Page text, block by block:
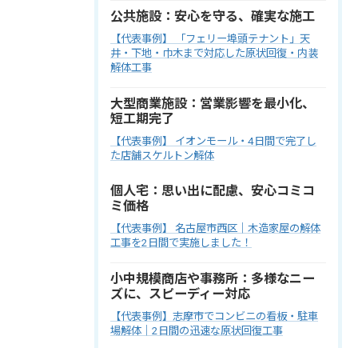
公共施設：安心を守る、確実な施工
【代表事例】 「フェリー埠頭テナント」天
井・下地・巾木まで対応した原状回復・内装
解体工事
大型商業施設：営業影響を最小化、
短工期完了
【代表事例】 イオンモール・4日間で完了し
た店舗スケルトン解体
個人宅：思い出に配慮、安心コミコ
ミ価格
【代表事例】 名古屋市西区｜木造家屋の解体
工事を2日間で実施しました！
小中規模商店や事務所：多様なニー
ズに、スピーディー対応
【代表事例】志摩市でコンビニの看板・駐車
場解体｜2日間の迅速な原状回復工事